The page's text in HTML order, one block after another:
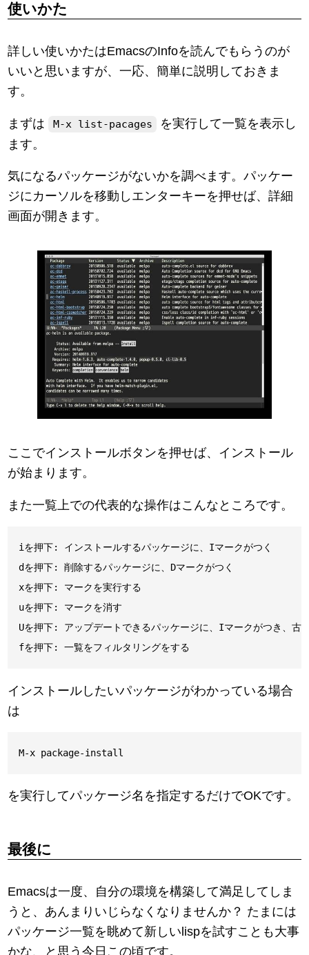
使いかた
詳しい使いかたはEmacsのInfoを読んでもらうのが
いいと思いますが、一応、簡単に説明しておきま
す。
まずは M-x list-pacages
を実行して一覧を表示し
ます。
気になるパッケージがないかを調べます。パッケー
ジにカーソルを移動しエンターキーを押せば、詳細
画面が開きます。
ここでインストールボタンを押せば、インストール
が始まります。
また一覧上での代表的な操作はこんなところです。
iを押下: インストールするパッケージに、Iマークがつく
dを押下: 削除するパッケージに、Dマークがつく
xを押下: マークを実行する
uを押下: マークを消す
Uを押下: アップデートできるパッケージに、Iマークがつき、古
インストールしたいパッケージがわかっている場合
は
を実行してパッケージ名を指定するだけでOKです。
最後に
Emacsは一度、自分の環境を構築して満足してしま
うと、あんまりいじらなくなりませんか？ たまには
パッケージ一覧を眺めて新しいlispを試すことも大事
かな、と思う今日この頃です。